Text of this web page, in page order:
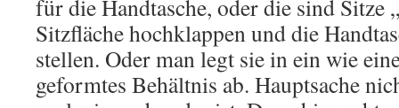
für die Handtasche, oder die sind Sitze
Sitzfläche hochklappen und die
stellen. Oder man legt sie in ein wie
geformtes Behältnis ab. Hauptsache